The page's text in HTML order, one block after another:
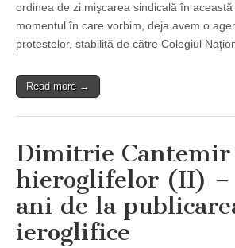
ordinea de zi mişcarea sindicală în
momentul în care vorbim, deja avem o
protestelor, stabilită de către Colegiul
Read more →
Dimitrie Cantemir
hieroglifelor (II) –
ani de la
ieroglifice